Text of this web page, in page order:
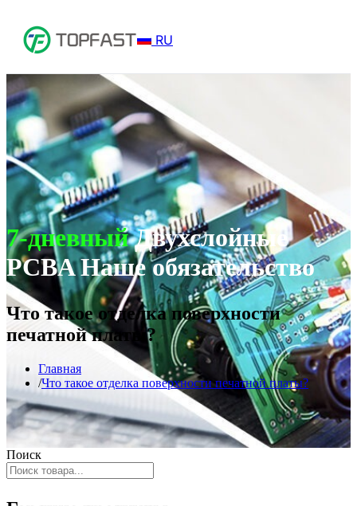
RU
7-дневныйДвухслойные
PCBA Наше обязательство
Что такое отделка поверхности
печатной платы?
Главная
Что такое отделка поверхности печатной платы?
Поиск